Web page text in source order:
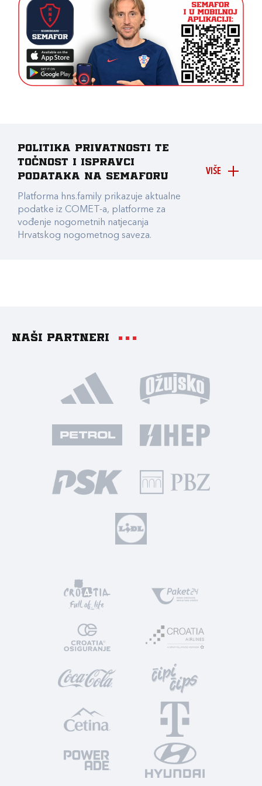
VIŠE
Politika privatnosti te
točnost i ispravci
podataka na Semaforu
Platforma hns.family prikazuje aktualne
podatke iz COMET-a, platforme za
vođenje nogometnih natjecanja
Hrvatskog nogometnog saveza.
Naši partneri